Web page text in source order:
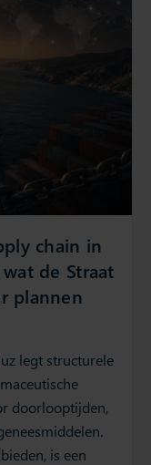
chain in
de Straat
plannen
legt structurele
doorlooptijden,
is een